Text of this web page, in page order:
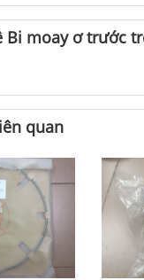
Bi moay ơ trước
quan